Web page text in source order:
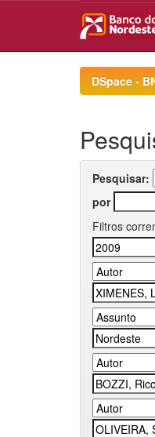
DSpace -
Pesquisar:
por
Filtros